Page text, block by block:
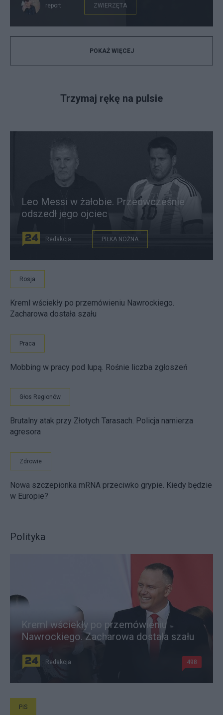
report ZWIERZĘTA
POKAŻ WIĘCEJ
Trzymaj rękę na pulsie
Leo Messi w żałobie. Przedwcześnie
odszedł jego ojciec
Redakcja PIŁKA NOŻNA
Rosja
Kreml wściekły po przemówieniu Nawrockiego.
Zacharowa dostała szału
Praca
Mobbing w pracy pod lupą. Rośnie liczba zgłoszeń
Głos Regionów
Brutalny atak przy Złotych Tarasach. Policja namierza
agresora
Zdrowie
Nowa szczepionka mRNA przeciwko grypie. Kiedy będzie
w Europie?
Polityka
Kreml wściekły po przemówieniu
Nawrockiego. Zacharowa dostała szału
Redakcja 498
PiS